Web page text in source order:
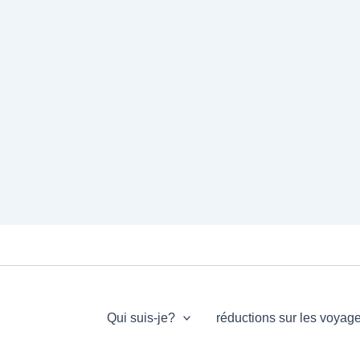
Qui suis-je? réductions sur les